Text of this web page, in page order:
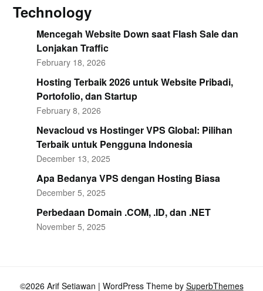
Technology
Mencegah Website Down saat Flash Sale dan
Lonjakan Traffic
February 18, 2026
Hosting Terbaik 2026 untuk Website Pribadi,
Portofolio, dan Startup
February 8, 2026
Nevacloud vs Hostinger VPS Global: Pilihan
Terbaik untuk Pengguna Indonesia
December 13, 2025
Apa Bedanya VPS dengan Hosting Biasa
December 5, 2025
Perbedaan Domain .COM, .ID, dan .NET
November 5, 2025
©2026 Arif Setiawan | WordPress Theme by SuperbThemes